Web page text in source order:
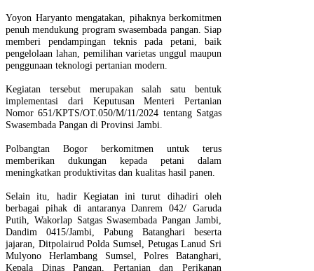
Yoyon Haryanto mengatakan, pihaknya berkomitmen
penuh mendukung program swasembada pangan. Siap
memberi pendampingan teknis pada petani, baik
pengelolaan lahan, pemilihan varietas unggul maupun
penggunaan teknologi pertanian modern.
Kegiatan tersebut merupakan salah satu bentuk
implementasi dari Keputusan Menteri Pertanian
Nomor 651/KPTS/OT.050/M/11/2024 tentang Satgas
Swasembada Pangan di Provinsi Jambi.
Polbangtan Bogor berkomitmen untuk terus
memberikan dukungan kepada petani dalam
meningkatkan produktivitas dan kualitas hasil panen.
Selain itu, hadir Kegiatan ini turut dihadiri oleh
berbagai pihak di antaranya Danrem 042/ Garuda
Putih, Wakorlap Satgas Swasembada Pangan Jambi,
Dandim 0415/Jambi, Pabung Batanghari beserta
jajaran, Ditpolairud Polda Sumsel, Petugas Lanud Sri
Mulyono Herlambang Sumsel, Polres Batanghari,
Kepala Dinas Pangan, Pertanian dan Perikanan